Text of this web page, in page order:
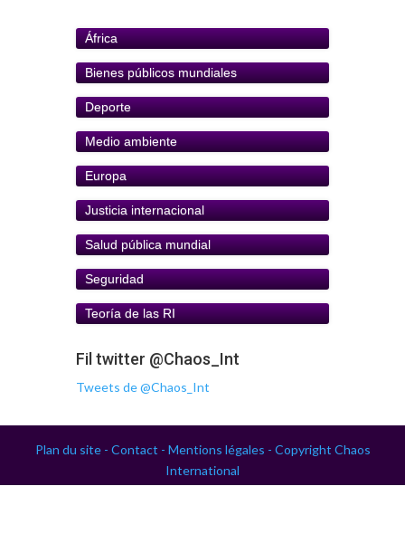
África
Bienes públicos mundiales
Deporte
Medio ambiente
Europa
Justicia internacional
Salud pública mundial
Seguridad
Teoría de las RI
Fil twitter @Chaos_Int
Tweets de @Chaos_Int
Plan du site - Contact - Mentions légales - Copyright Chaos
International